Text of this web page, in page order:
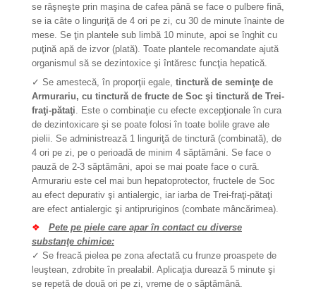
se râşneşte prin maşina de cafea până se face o pulbere fină,
se ia câte o linguriţă de 4 ori pe zi, cu 30 de minute înainte de
mese. Se ţin plantele sub limbă 10 minute, apoi se înghit cu
puţină apă de izvor (plată). Toate plantele recomandate ajută
organismul să se dezintoxice şi întăresc funcţia hepatică.
✓ Se amestecă, în proporţii egale, tinctură de seminţe de
Armurariu, cu tinctură de fructe de Soc şi tinctură de Trei-
fraţi-pătaţi . Este o combinaţie cu efecte excepţionale în cura
de dezintoxicare şi se poate folosi în toate bolile grave ale
pielii. Se administrează 1 linguriţă de tinctură (combinată), de
4 ori pe zi, pe o perioadă de minim 4 săptămâni. Se face o
pauză de 2-3 săptămâni, apoi se mai poate face o cură.
Armurariu este cel mai bun hepatoprotector, fructele de Soc
au efect depurativ şi antialergic, iar iarba de Trei-fraţi-pătaţi
are efect antialergic şi antipruriginos (combate mâncărimea).
❖
Pete pe piele care apar în contact cu diverse
substanţe chimice:
✓ Se freacă pielea pe zona afectată cu frunze proaspete de
leuştean, zdrobite în prealabil. Aplicaţia durează 5 minute şi
se repetă de două ori pe zi, vreme de o săptămână.